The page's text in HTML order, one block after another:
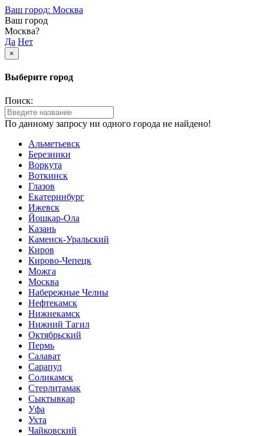
Ваш город: Москва
Ваш город
Москва?
Да Нет
×
Выберите город
Поиск:
По данному запросу ни одного города не найдено!
Альметьевск
Березники
Воркута
Воткинск
Глазов
Екатеринбург
Ижевск
Йошкар-Ола
Казань
Каменск-Уральский
Киров
Кирово-Чепецк
Можга
Москва
Набережные Челны
Нефтекамск
Нижнекамск
Нижний Тагил
Октябрьский
Пермь
Салават
Сарапул
Соликамск
Стерлитамак
Сыктывкар
Уфа
Ухта
Чайковский